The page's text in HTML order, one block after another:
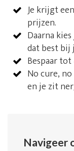
Je krijgt
prijzen.
Daarna
dat best bij
Bespaar
No cure,
en je zit
Navigeer